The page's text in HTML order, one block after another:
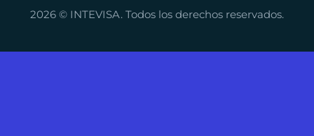
2026 © INTEVISA. Todos los derechos reservados.